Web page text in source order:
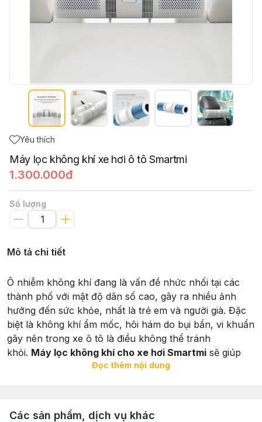
Yêu thích
Máy lọc không khí xe hơi ô tô Smartmi
1.300.000đ
Số lượng
Mô tả chi tiết
Ô nhiễm không khí đang là vấn đề nhức nhối tại các
thành phố với mật độ dân số cao, gây ra nhiều ảnh
hưởng đến sức khỏe, nhất là trẻ em và người già. Đặc
biệt là không khí ẩm mốc, hôi hám do bụi bẩn, vi khuẩn
gây nên trong xe ô tô là điều không thể tránh
khỏi. Máy lọc không khí cho xe hơi Smartmi sẽ giúp
làm sạch không khí bên trong xe hơi của bạn, mang lại
Đọc thêm nội dung
Các sản phẩm, dịch vụ khác